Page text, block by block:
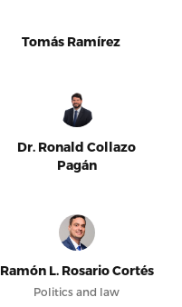
Tomás Ramírez
Dr. Ronald Collazo
Pagán
Ramón L. Rosario Cortés
Politics and law